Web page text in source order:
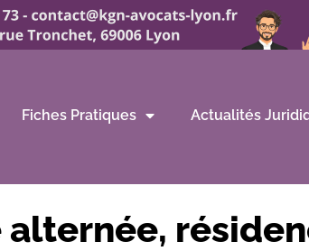
Fiches Pratiques Actualités